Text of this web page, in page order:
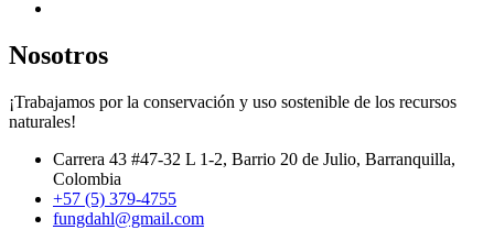
Nosotros
¡Trabajamos por la conservación y uso sostenible de los recursos
naturales!
Carrera 43 #47-32 L 1-2, Barrio 20 de Julio, Barranquilla,
Colombia
+57 (5) 379-4755
fungdahl@gmail.com